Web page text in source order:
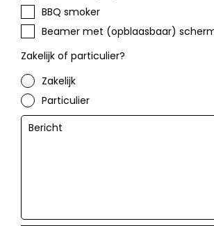
BBQ smoker
Beamer met (opblaasbaar)
Zakelijk of particulier?
Zakelijk
Particulier